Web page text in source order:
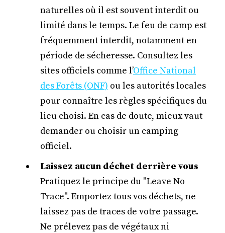
naturelles où il est souvent interdit ou
limité dans le temps. Le feu de camp est
fréquemment interdit, notamment en
période de sécheresse. Consultez les
sites officiels comme l’Office National
des Forêts (ONF) ou les autorités locales
pour connaître les règles spécifiques du
lieu choisi. En cas de doute, mieux vaut
demander ou choisir un camping
officiel.
Laissez aucun déchet derrière vous
Pratiquez le principe du "Leave No
Trace". Emportez tous vos déchets, ne
laissez pas de traces de votre passage.
Ne prélevez pas de végétaux ni